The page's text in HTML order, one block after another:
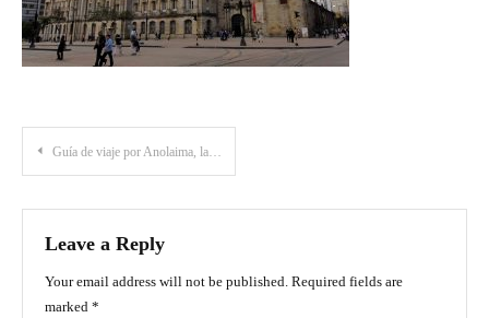
Post
navigation
Guía de viaje por Anolaima, la capital frutera de Colombia
Leave a Reply
Your email address will not be published. Required fields are
marked *